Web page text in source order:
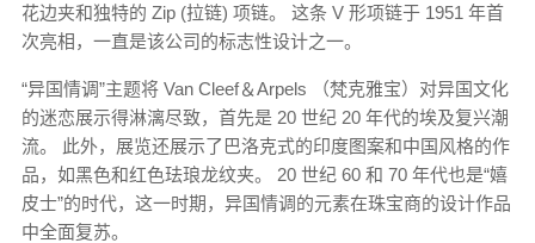
花边夹和独特的 Zip (拉链) 项链​​。 这条 V 形项链于 1951 年首
次亮相，一直是该公司的标志性设计之一。
“异国情调”主题将 Van Cleef＆Arpels （梵克雅宝）对异国文化
的迷恋展示得淋漓尽致，首先是 20 世纪 20 年代的埃及复兴潮
流。 此外，展览还展示了巴洛克式的印度图案和中国风格的作
品，如黑色和红色珐琅龙纹夹。 20 世纪 60 和 70 年代也是“嬉
皮士”的时代，这一时期，异国情调的元素在珠宝商的设计作品
中全面复苏。